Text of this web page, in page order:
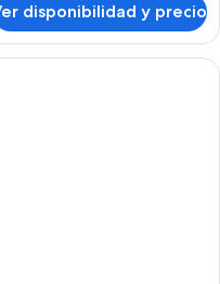
disponibilidad y precio
espacio al aire libre techado con